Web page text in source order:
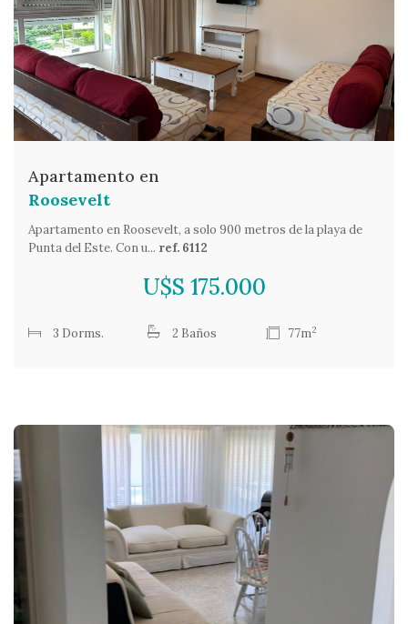
Apartamento en
Roosevelt
Apartamento en Roosevelt, a solo 900 metros de la playa de
Punta del Este. Con u... ref. 6112
U$S 175.000
3 Dorms. 2 Baños 77m2